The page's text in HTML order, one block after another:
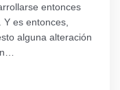
entonces
es entonces,
alguna alteración